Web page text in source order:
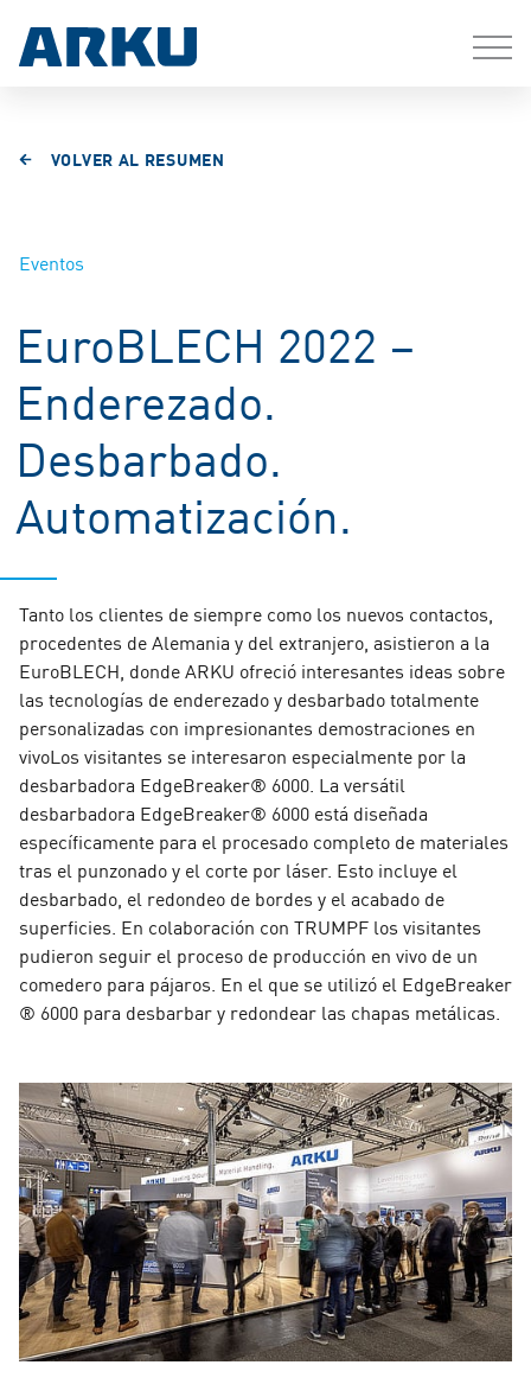
VOLVER AL RESUMEN
Eventos
EuroBLECH 2022 –
Enderezado.
Desbarbado.
Automatización.
Tanto los clientes de siempre como los nuevos contactos,
procedentes de Alemania y del extranjero, asistieron a la
EuroBLECH, donde ARKU ofreció interesantes ideas sobre
las tecnologías de enderezado y desbarbado totalmente
personalizadas con impresionantes demostraciones en
vivoLos visitantes se interesaron especialmente por la
desbarbadora EdgeBreaker® 6000. La versátil
desbarbadora EdgeBreaker® 6000 está diseñada
específicamente para el procesado completo de materiales
tras el punzonado y el corte por láser. Esto incluye el
desbarbado, el redondeo de bordes y el acabado de
superficies. En colaboración con TRUMPF los visitantes
pudieron seguir el proceso de producción en vivo de un
comedero para pájaros. En el que se utilizó el EdgeBreaker
® 6000 para desbarbar y redondear las chapas metálicas.